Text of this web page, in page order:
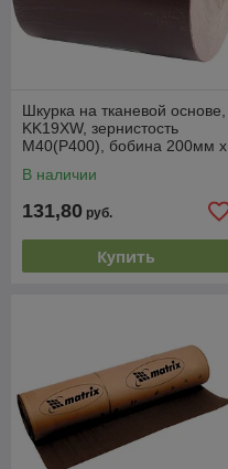
Шкурка на тканевой основе,
KK19XW, зернистость
М40(P400), бобина 200мм х
Россия
В наличии
131,80 руб.
Купить